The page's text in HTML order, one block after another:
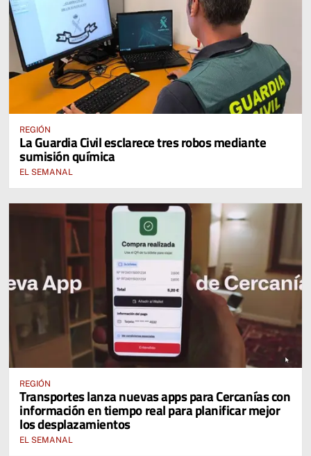
REGIÓN
La Guardia Civil esclarece tres robos mediante
sumisión química
EL SEMANAL
REGIÓN
Transportes lanza nuevas apps para Cercanías con
información en tiempo real para planificar mejor
los desplazamientos
EL SEMANAL